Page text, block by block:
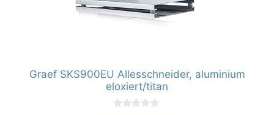
Graef SKS900EU Allesschneider, aluminium
eloxiert/titan